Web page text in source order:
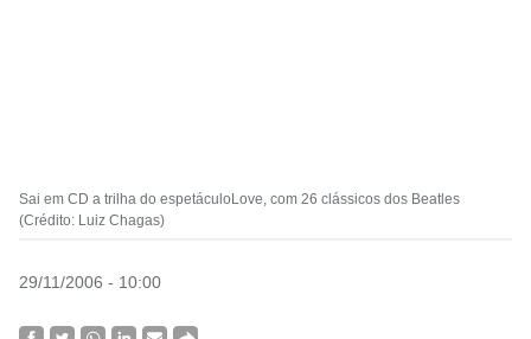
Sai em CD a trilha do espetáculoLove, com 26 clássicos dos Beatles
(Crédito: Luiz Chagas)
29/11/2006 - 10:00